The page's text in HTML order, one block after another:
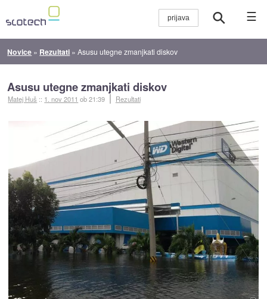
☰
Novice » Rezultati »Asusu utegne zmanjkati diskov
Asusu utegne zmanjkati diskov
Matej Huš :: 1. nov 2011 ob 21:39 Rezultati